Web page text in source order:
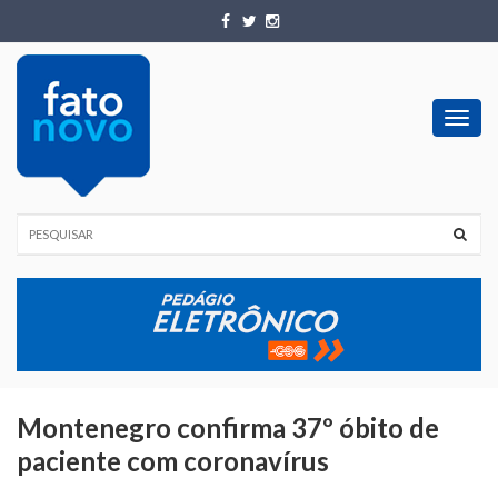
Montenegro confirma 37º óbito de
paciente com coronavírus